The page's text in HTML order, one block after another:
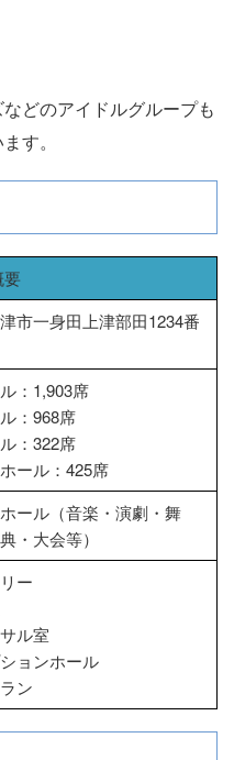
どのアイドルグループも
す。
要
市一身田上津部田1234番
：1,903席
：968席
：322席
ール：425席
ール（音楽・演劇・舞
・大会等）
ー
ル室
ョンホール
ン